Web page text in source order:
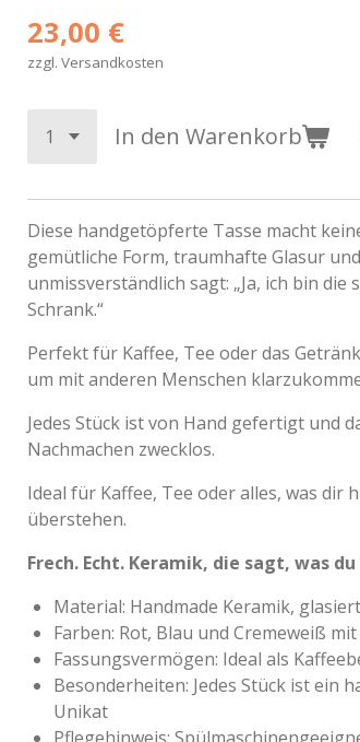
23,00 €
zzgl. Versandkosten
In den Warenkorb
Diese handgetöpferte Tasse macht
gemütliche Form, traumhafte Glasur
unmissverständlich sagt: „Ja, ich bin die
Schrank.“
Perfekt für Kaffee, Tee oder das
um mit anderen Menschen
Jedes Stück ist von Hand gefertigt und
Nachmachen zwecklos.
Ideal für Kaffee, Tee oder alles, was dir
überstehen.
Frech. Echt. Keramik, die sagt, was
Material: Handmade Keramik,
Farben: Rot, Blau und Cremeweiß
Fassungsvermögen: Ideal als
Besonderheiten: Jedes Stück ist ein
Unikat